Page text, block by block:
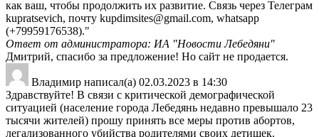
как ваш, чтобы продолжить их развитие. Связь через Телеграм
kupratsevich, почту kupdimsites@gmail.com, whatsapp
(+79959176538)."
Ответ от администратора: ИА "Новости Лебедяни"
Дмитрий, спасибо за предложение! Но сайт не продается.
Владимир написал(а) 02.03.2023 в 14:30
Здравствуйте! В связи с критической демографической
ситуацией (население города Лебедянь недавно превышало 23
тысячи жителей) прошу принять все меры против абортов,
легализованного убийства родителями своих детишек.